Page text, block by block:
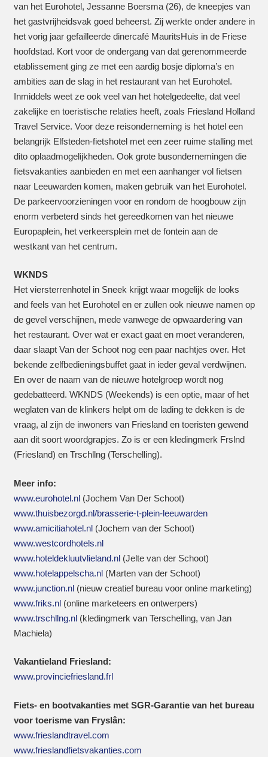
van het Eurohotel, Jessanne Boersma (26), de kneepjes van
het gastvrijheidsvak goed beheerst. Zij werkte onder andere in
het vorig jaar gefailleerde dinercafé MauritsHuis in de Friese
hoofdstad. Kort voor de ondergang van dat gerenommeerde
etablissement ging ze met een aardig bosje diploma’s en
ambities aan de slag in het restaurant van het Eurohotel.
Inmiddels weet ze ook veel van het hotelgedeelte, dat veel
zakelijke en toeristische relaties heeft, zoals Friesland Holland
Travel Service. Voor deze reisonderneming is het hotel een
belangrijk Elfsteden-fietshotel met een zeer ruime stalling met
dito oplaadmogelijkheden. Ook grote busondernemingen die
fietsvakanties aanbieden en met een aanhanger vol fietsen
naar Leeuwarden komen, maken gebruik van het Eurohotel.
De parkeervoorzieningen voor en rondom de hoogbouw zijn
enorm verbeterd sinds het gereedkomen van het nieuwe
Europaplein, het verkeersplein met de fontein aan de
westkant van het centrum.
WKNDS
Het viersterrenhotel in Sneek krijgt waar mogelijk de looks
and feels van het Eurohotel en er zullen ook nieuwe namen op
de gevel verschijnen, mede vanwege de opwaardering van
het restaurant. Over wat er exact gaat en moet veranderen,
daar slaapt Van der Schoot nog een paar nachtjes over. Het
bekende zelfbedieningsbuffet gaat in ieder geval verdwijnen.
En over de naam van de nieuwe hotelgroep wordt nog
gedebatteerd. WKNDS (Weekends) is een optie, maar of het
weglaten van de klinkers helpt om de lading te dekken is de
vraag, al zijn de inwoners van Friesland en toeristen gewend
aan dit soort woordgrapjes. Zo is er een kledingmerk Frslnd
(Friesland) en Trschllng (Terschelling).
Meer info:
www.eurohotel.nl(Jochem Van Der Schoot)
www.thuisbezorgd.nl/brasserie-t-plein-leeuwarden
www.amicitiahotel.nl(Jochem van der Schoot)
www.westcordhotels.nl
www.hoteldekluutvlieland.nl(Jelte van der Schoot)
www.hotelappelscha.nl(Marten van der Schoot)
www.junction.nl(nieuw creatief bureau voor online marketing)
www.friks.nl(online marketeers en ontwerpers)
www.trschllng.nl(kledingmerk van Terschelling, van Jan
Machiela)
Vakantieland Friesland:
www.provinciefriesland.frl
Fiets- en bootvakanties met SGR-Garantie van het bureau
voor toerisme van Fryslân:
www.frieslandtravel.com
www.frieslandfietsvakanties.com